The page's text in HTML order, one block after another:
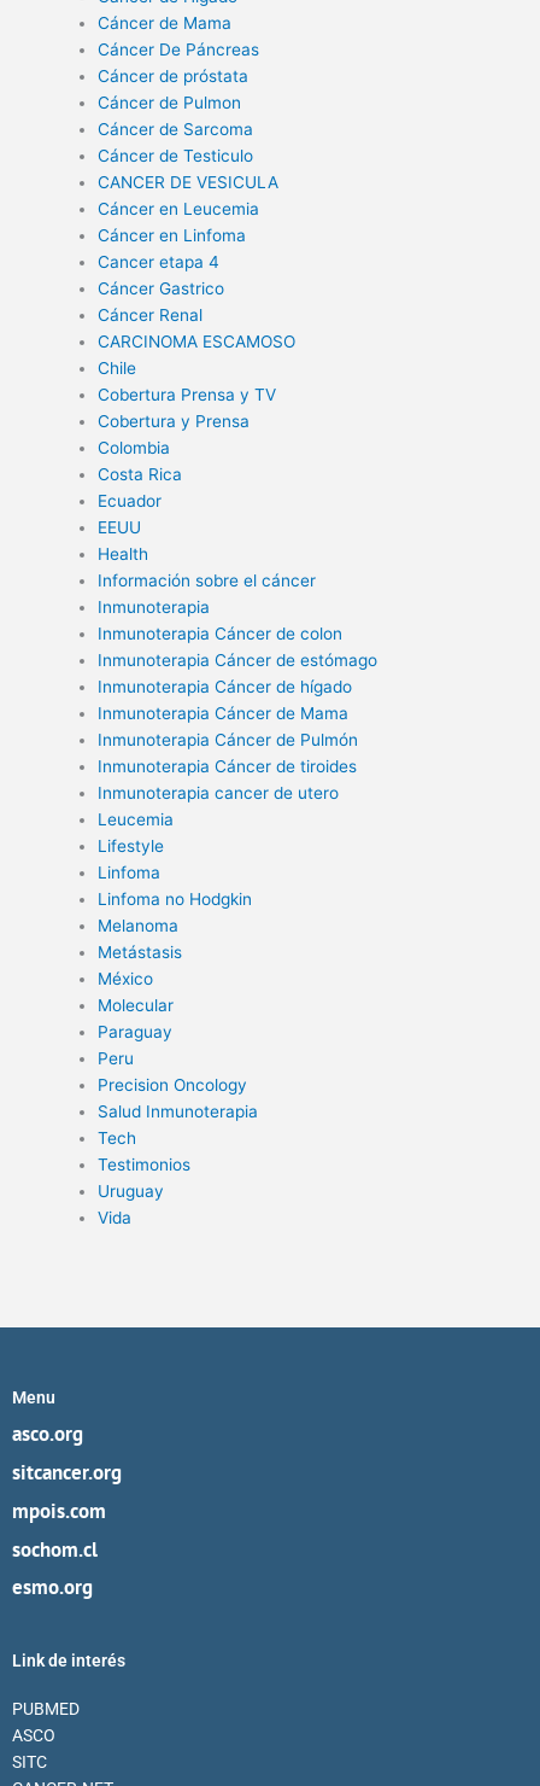
Cáncer de Mama
Cáncer De Páncreas
Cáncer de próstata
Cáncer de Pulmon
Cáncer de Sarcoma
Cáncer de Testiculo
CANCER DE VESICULA
Cáncer en Leucemia
Cáncer en Linfoma
Cancer etapa 4
Cáncer Gastrico
Cáncer Renal
CARCINOMA ESCAMOSO
Chile
Cobertura Prensa y TV
Cobertura y Prensa
Colombia
Costa Rica
Ecuador
EEUU
Health
Información sobre el cáncer
Inmunoterapia
Inmunoterapia Cáncer de colon
Inmunoterapia Cáncer de estómago
Inmunoterapia Cáncer de hígado
Inmunoterapia Cáncer de Mama
Inmunoterapia Cáncer de Pulmón
Inmunoterapia Cáncer de tiroides
Inmunoterapia cancer de utero
Leucemia
Lifestyle
Linfoma
Linfoma no Hodgkin
Melanoma
Metástasis
México
Molecular
Paraguay
Peru
Precision Oncology
Salud Inmunoterapia
Tech
Testimonios
Uruguay
Vida
Menu
asco.org
sitcancer.org
mpois.com
sochom.cl
esmo.org
Link de interés
PUBMED
ASCO
SITC